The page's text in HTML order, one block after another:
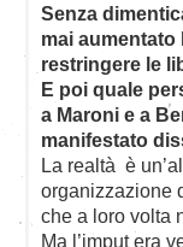
Senza
mai
restringere le
E poi quale
a Maroni e a
manifestato
La realtà è
organizzazione
che a loro volta
Ma l’imput era